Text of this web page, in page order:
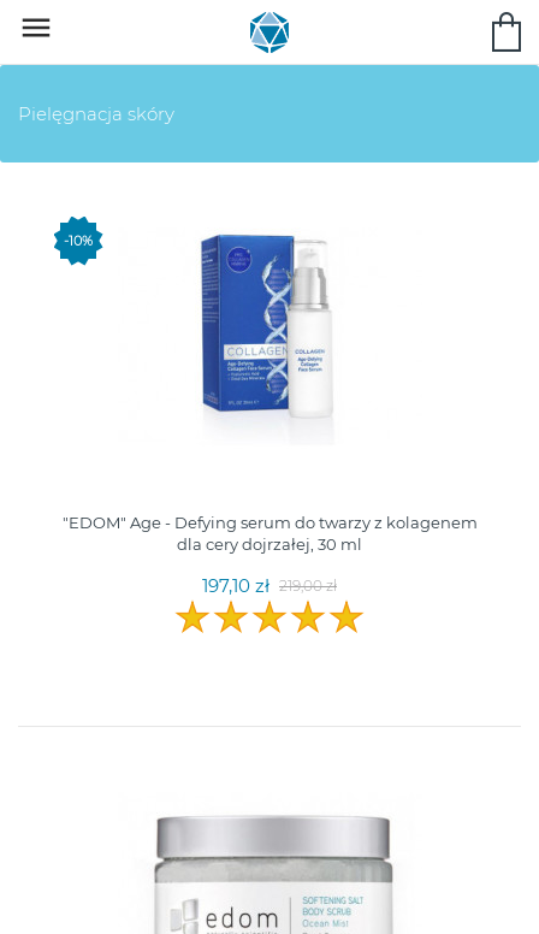

Pielęgnacja skóry
-10%
"EDOM" Age - Defying serum do twarzy z kolagenem
dla cery dojrzałej, 30 ml
197,10 zł 219,00 zł